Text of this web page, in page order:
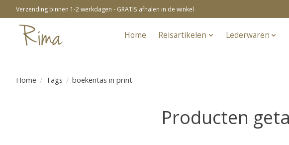
Verzending binnen 1-2 werkdagen - GRATIS afhalen in de winkel
Home Reisartikelen Lederwaren
Home / Tags / boekentas in print
Producten